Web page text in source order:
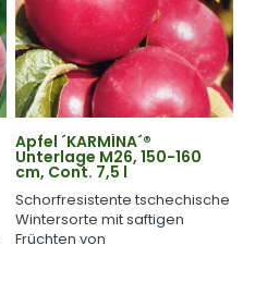
Apfel ´KARMÍNA´®
Unterlage M26, 150-160
cm, Cont. 7,5 l
Schorfresistente tschechische
Wintersorte mit saftigen
Früchten von